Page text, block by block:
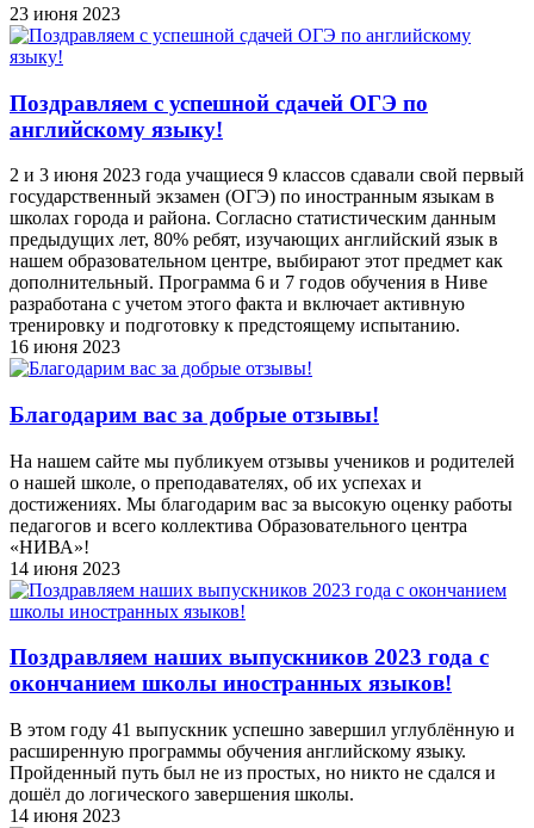
23 июня 2023
Поздравляем с успешной сдачей ОГЭ по
английскому языку!
2 и 3 июня 2023 года учащиеся 9 классов сдавали свой первый
государственный экзамен (ОГЭ) по иностранным языкам в
школах города и района. Согласно статистическим данным
предыдущих лет, 80% ребят, изучающих английский язык в
нашем образовательном центре, выбирают этот предмет как
дополнительный. Программа 6 и 7 годов обучения в Ниве
разработана с учетом этого факта и включает активную
тренировку и подготовку к предстоящему испытанию.
16 июня 2023
Благодарим вас за добрые отзывы!
На нашем сайте мы публикуем отзывы учеников и родителей
о нашей школе, о преподавателях, об их успехах и
достижениях. Мы благодарим вас за высокую оценку работы
педагогов и всего коллектива Образовательного центра
«НИВА»!
14 июня 2023
Поздравляем наших выпускников 2023 года c
окончанием школы иностранных языков!
В этом году 41 выпускник успешно завершил углублённую и
расширенную программы обучения английскому языку.
Пройденный путь был не из простых, но никто не сдался и
дошёл до логического завершения школы.
14 июня 2023